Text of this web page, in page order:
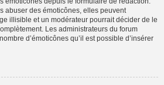
abuser des émoticônes, elles peuvent
illisible et un modérateur pourrait décider de le
Les administrateurs du forum
d’émoticônes qu’il est possible d’insérer